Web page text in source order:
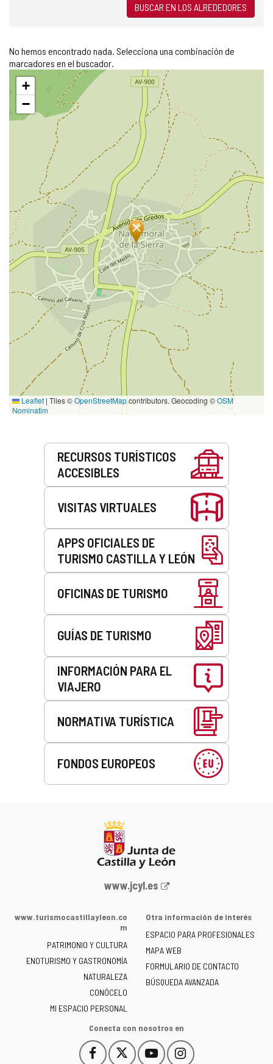
BUSCAR EN LOS ALREDEDORES
No hemos encontrado nada. Selecciona una combinación de
marcadores en el buscador.
Saltar
mapa
+
−
Leaflet | Tiles ©OpenStreetMapcontributors. Geocoding ©OSM
Nominatim
RECURSOS TURÍSTICOS
ACCESIBLES
VISITAS VIRTUALES
APPS OFICIALES DE
TURISMO CASTILLA Y LEÓN
OFICINAS DE TURISMO
GUÍAS DE TURISMO
INFORMACIÓN PARA EL
VIAJERO
NORMATIVA TURÍSTICA
FONDOS EUROPEOS
Portal
la
de
Castilla
y
León
-
www.jcyl.es
www.turismocastillayleon.co
m
PATRIMONIO Y CULTURA
ENOTURISMO Y GASTRONOMÍA
NATURALEZA
CONÓCELO
MI ESPACIO PERSONAL
Otra información de interés
ESPACIO PARA PROFESIONALES
MAPA WEB
FORMULARIO DE CONTACTO
BÚSQUEDA AVANZADA
Conecta con nosotros en
Facebook
Este Este
YouTube
Este
Instagram
Este